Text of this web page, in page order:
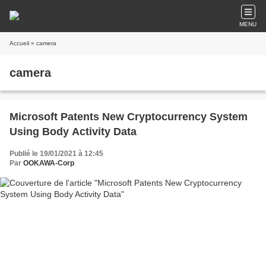
MENU
Accueil » camera
camera
Microsoft Patents New Cryptocurrency System
Using Body Activity Data
Publié le 19/01/2021 à 12:45
Par OOKAWA-Corp